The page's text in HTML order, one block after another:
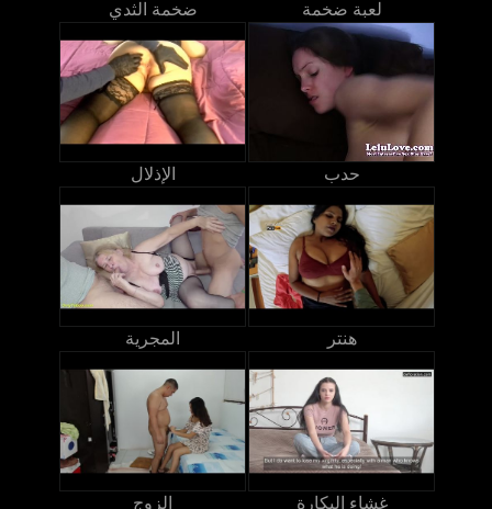
ضخمة الثدي لعبة ضخمة
الإذلال حدب
المجرية هنتر
الزوج غشاء البكارة